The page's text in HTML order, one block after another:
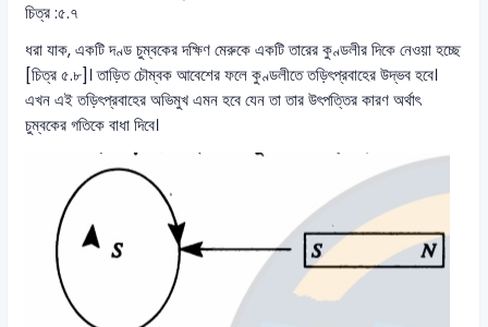
চিত্র :৫.৭
ধরা যাক, একটি দণ্ড চুম্বকের দক্ষিণ মেরুকে একটি তারের কুণ্ডলীর দিকে নেওয়া হচ্ছে
[চিত্র ৫.৮]। তাড়িত চৌম্বক আবেশের ফলে কুণ্ডলীতে তড়িৎপ্রবাহের উদ্ভব হবে।
এখন এই তড়িৎপ্রবাহের অভিমুখ এমন হবে যেন তা তার উৎপত্তির কারণ অর্থাৎ
চুম্বকের গতিকে বাধা দিবে।